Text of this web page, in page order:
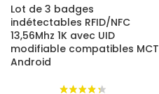
Lot de 3 badges
indétectables RFID/NFC
13,56Mhz 1K avec UID
modifiable compatibles MCT
Android